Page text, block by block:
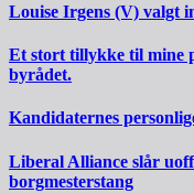
Louise Irgens (V) valgt
Et stort tillykke til mine
byrådet.
Kandidaternes
Liberal Alliance slår
borgmesterstang